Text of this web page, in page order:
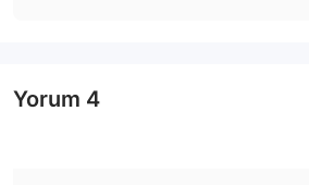
Yorum 4